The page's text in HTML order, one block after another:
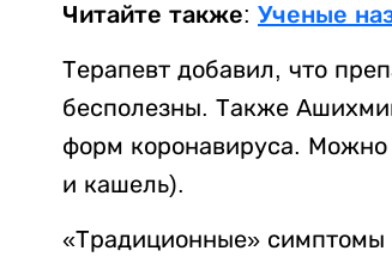
Читайте также: Ученые
Терапевт добавил, что
бесполезны. Также
форм коронавируса.
и кашель).
«Традиционные» симптомы